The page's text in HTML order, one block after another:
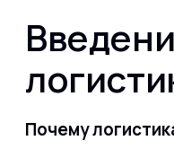
Почему